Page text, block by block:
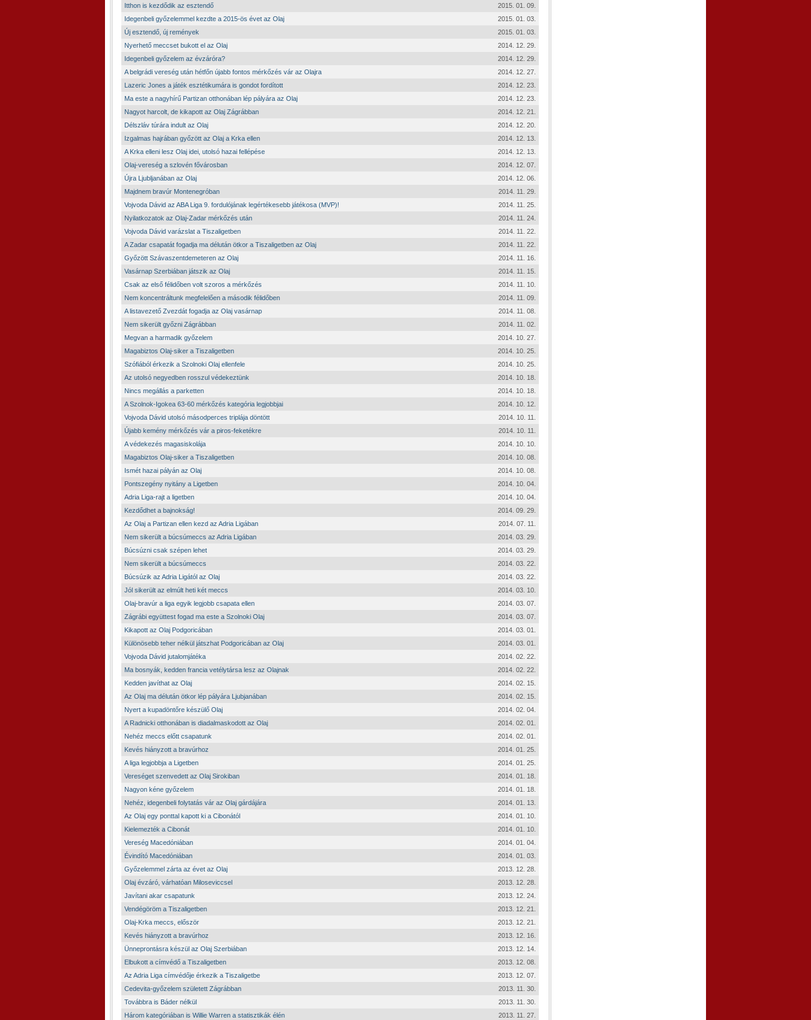
Itthon is kezdődik az esztendő
2015. 01. 09.
Idegenbeli győzelemmel kezdte a 2015-ös évet az Olaj
2015. 01. 03.
Új esztendő, új remények
2015. 01. 03.
Nyerhető meccset bukott el az Olaj
2014. 12. 29.
Idegenbeli győzelem az évzáróra?
2014. 12. 29.
A belgrádi vereség után hétfőn újabb fontos mérkőzés vár az Olajra
2014. 12. 27.
Lazeric Jones a játék esztétikumára is gondot fordított
2014. 12. 23.
Ma este a nagyhírű Partizan otthonában lép pályára az Olaj
2014. 12. 23.
Nagyot harcolt, de kikapott az Olaj Zágrábban
2014. 12. 21.
Délszláv túrára indult az Olaj
2014. 12. 20.
Izgalmas hajrában győzött az Olaj a Krka ellen
2014. 12. 13.
A Krka elleni lesz Olaj idei, utolsó hazai fellépése
2014. 12. 13.
Olaj-vereség a szlovén fővárosban
2014. 12. 07.
Újra Ljubljanában az Olaj
2014. 12. 06.
Majdnem bravúr Montenegróban
2014. 11. 29.
Vojvoda Dávid az ABA Liga 9. fordulójának legértékesebb játékosa (MVP)!
2014. 11. 25.
Nyilatkozatok az Olaj-Zadar mérkőzés után
2014. 11. 24.
Vojvoda Dávid varázslat a Tiszaligetben
2014. 11. 22.
A Zadar csapatát fogadja ma délután ötkor a Tiszaligetben az Olaj
2014. 11. 22.
Győzött Szávaszentdemeteren az Olaj
2014. 11. 16.
Vasárnap Szerbiában játszik az Olaj
2014. 11. 15.
Csak az első félidőben volt szoros a mérkőzés
2014. 11. 10.
Nem koncentráltunk megfelelően a második félidőben
2014. 11. 09.
A listavezető Zvezdát fogadja az Olaj vasárnap
2014. 11. 08.
Nem sikerült győzni Zágrábban
2014. 11. 02.
Megvan a harmadik győzelem
2014. 10. 27.
Magabiztos Olaj-siker a Tiszaligetben
2014. 10. 25.
Szófiából érkezik a Szolnoki Olaj ellenfele
2014. 10. 25.
Az utolsó negyedben rosszul védekeztünk
2014. 10. 18.
Nincs megállás a parketten
2014. 10. 18.
A Szolnok-Igokea 63-60 mérkőzés kategória legjobbjai
2014. 10. 12.
Vojvoda Dávid utolsó másodperces triplája döntött
2014. 10. 11.
Újabb kemény mérkőzés vár a piros-feketékre
2014. 10. 11.
A védekezés magasiskolája
2014. 10. 10.
Magabiztos Olaj-siker a Tiszaligetben
2014. 10. 08.
Ismét hazai pályán az Olaj
2014. 10. 08.
Pontszegény nyitány a Ligetben
2014. 10. 04.
Adria Liga-rajt a ligetben
2014. 10. 04.
Kezdődhet a bajnokság!
2014. 09. 29.
Az Olaj a Partizan ellen kezd az Adria Ligában
2014. 07. 11.
Nem sikerült a búcsúmeccs az Adria Ligában
2014. 03. 29.
Búcsúzni csak szépen lehet
2014. 03. 29.
Nem sikerült a búcsúmeccs
2014. 03. 22.
Búcsúzik az Adria Ligától az Olaj
2014. 03. 22.
Jól sikerült az elmúlt heti két meccs
2014. 03. 10.
Olaj-bravúr a liga egyik legjobb csapata ellen
2014. 03. 07.
Zágrábi együttest fogad ma este a Szolnoki Olaj
2014. 03. 07.
Kikapott az Olaj Podgoricában
2014. 03. 01.
Különösebb teher nélkül játszhat Podgoricában az Olaj
2014. 03. 01.
Vojvoda Dávid jutalomjátéka
2014. 02. 22.
Ma bosnyák, kedden francia vetélytársa lesz az Olajnak
2014. 02. 22.
Kedden javíthat az Olaj
2014. 02. 15.
Az Olaj ma délután ötkor lép pályára Ljubjanában
2014. 02. 15.
Nyert a kupadöntőre készülő Olaj
2014. 02. 04.
A Radnicki otthonában is diadalmaskodott az Olaj
2014. 02. 01.
Nehéz meccs előtt csapatunk
2014. 02. 01.
Kevés hiányzott a bravúrhoz
2014. 01. 25.
A liga legjobbja a Ligetben
2014. 01. 25.
Vereséget szenvedett az Olaj Sirokiban
2014. 01. 18.
Nagyon kéne győzelem
2014. 01. 18.
Nehéz, idegenbeli folytatás vár az Olaj gárdájára
2014. 01. 13.
Az Olaj egy ponttal kapott ki a Cibonától
2014. 01. 10.
Kielemezték a Cibonát
2014. 01. 10.
Vereség Macedóniában
2014. 01. 04.
Évindító Macedóniában
2014. 01. 03.
Győzelemmel zárta az évet az Olaj
2013. 12. 28.
Olaj évzáró, várhatóan Miloseviccsel
2013. 12. 28.
Javítani akar csapatunk
2013. 12. 24.
Vendégöröm a Tiszaligetben
2013. 12. 21.
Olaj-Krka meccs, először
2013. 12. 21.
Kevés hiányzott a bravúrhoz
2013. 12. 16.
Ünneprontásra készül az Olaj Szerbiában
2013. 12. 14.
Elbukott a címvédő a Tiszaligetben
2013. 12. 08.
Az Adria Liga címvédője érkezik a Tiszaligetbe
2013. 12. 07.
Cedevita-győzelem született Zágrábban
2013. 11. 30.
Továbbra is Báder nélkül
2013. 11. 30.
Három kategóriában is Willie Warren a statisztikák élén
2013. 11. 27.